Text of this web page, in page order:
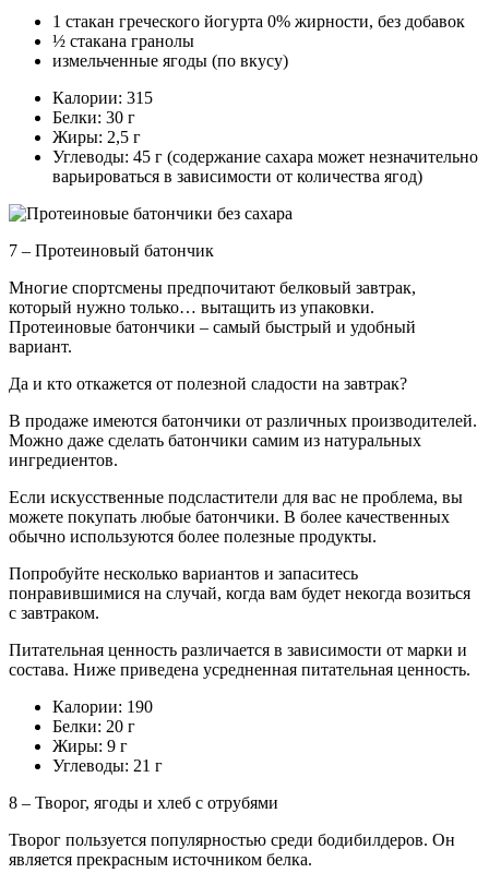
1 стакан греческого йогурта 0% жирности, без добавок
½ стакана гранолы
измельченные ягоды (по вкусу)
Калории: 315
Белки: 30 г
Жиры: 2,5 г
Углеводы: 45 г (содержание сахара может незначительно
варьироваться в зависимости от количества ягод)
7 – Протеиновый батончик
Многие спортсмены предпочитают белковый завтрак,
который нужно только… вытащить из упаковки.
Протеиновые батончики – самый быстрый и удобный
вариант.
Да и кто откажется от полезной сладости на завтрак?
В продаже имеются батончики от различных производителей.
Можно даже сделать батончики самим из натуральных
ингредиентов.
Если искусственные подсластители для вас не проблема, вы
можете покупать любые батончики. В более качественных
обычно используются более полезные продукты.
Попробуйте несколько вариантов и запаситесь
понравившимися на случай, когда вам будет некогда возиться
с завтраком.
Питательная ценность различается в зависимости от марки и
состава. Ниже приведена усредненная питательная ценность.
Калории: 190
Белки: 20 г
Жиры: 9 г
Углеводы: 21 г
8 – Творог, ягоды и хлеб с отрубями
Творог пользуется популярностью среди бодибилдеров. Он
является прекрасным источником белка.